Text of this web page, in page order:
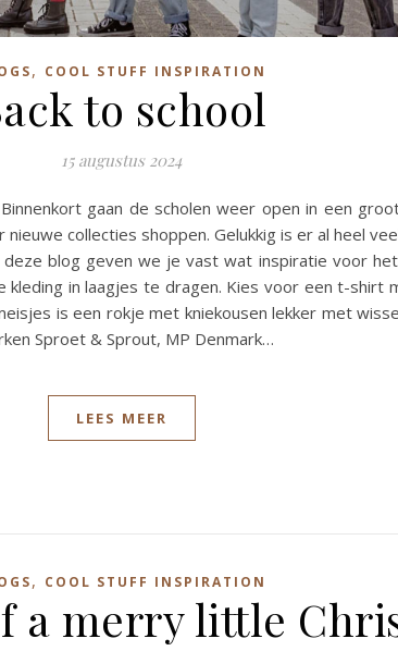
, COOL STUFF INSPIRATION
to school
15 augustus 2024
gaan de scholen weer open in een
collecties shoppen. Gelukkig is er al heel
blog geven we je vast wat inspiratie voor het
kleding in laagjes te dragen. Kies voor een t-shirt
is een rokje met kniekousen lekker met
Sproet & Sprout, MP Denmark…
LEES MEER
, COOL STUFF INSPIRATION
a merry little